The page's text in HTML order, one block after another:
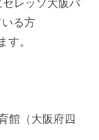
る方
。
館（大阪府四